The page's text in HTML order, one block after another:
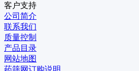
客户支持
公司简介
联系我们
质量控制
产品目录
网站地图
药筛网订购说明